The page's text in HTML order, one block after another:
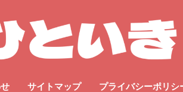
サイトマップ プライバシーポリシ